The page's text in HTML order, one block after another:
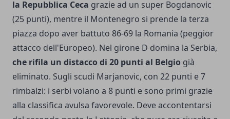
la Repubblica Ceca grazie ad un super Bogdanovic
(25 punti), mentre il Montenegro si prende la terza
piazza dopo aver battuto 86-69 la Romania (peggior
attacco dell'Europeo). Nel girone D domina la Serbia,
che rifila un distacco di 20 punti al Belgio già
eliminato. Sugli scudi Marjanovic, con 22 punti e 7
rimbalzi: i serbi volano a 8 punti e sono primi grazie
alla classifica avulsa favorevole. Deve accontentarsi